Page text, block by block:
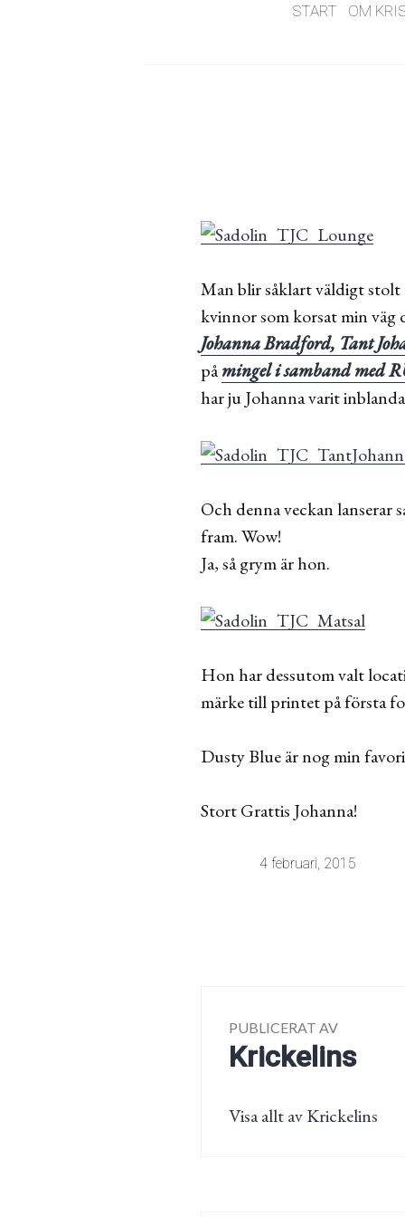
START OM
Man blir såklart väldigt stolt
kvinnor som korsat min väg
Johanna Bradford, Tant
påmingel i samband med
har ju Johanna varit
Och denna veckan lanserar
fram. Wow!
Ja, så grym är hon.
Hon har dessutom valt
märke till printet på första
Dusty Blue är nog min
Stort Grattis Johanna!
4 februari, 2015
PUBLICERAT AV
Krickelins
Visa allt av Krickelins